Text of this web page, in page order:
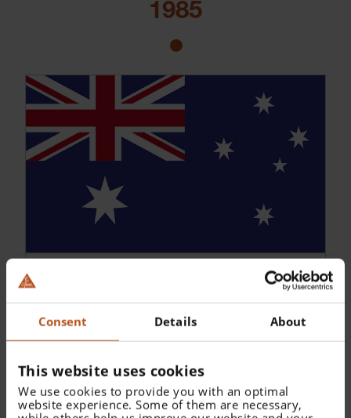
Consent Details About
This website uses cookies
We use cookies to provide you with an optimal
website experience. Some of them are necessary,
1985
Brothers in Australia
Massima qualità anche agli antipodi.